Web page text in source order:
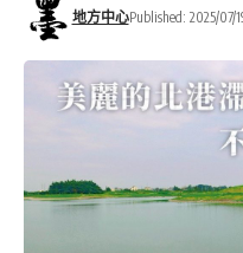
地方中心Published: 2025/07/